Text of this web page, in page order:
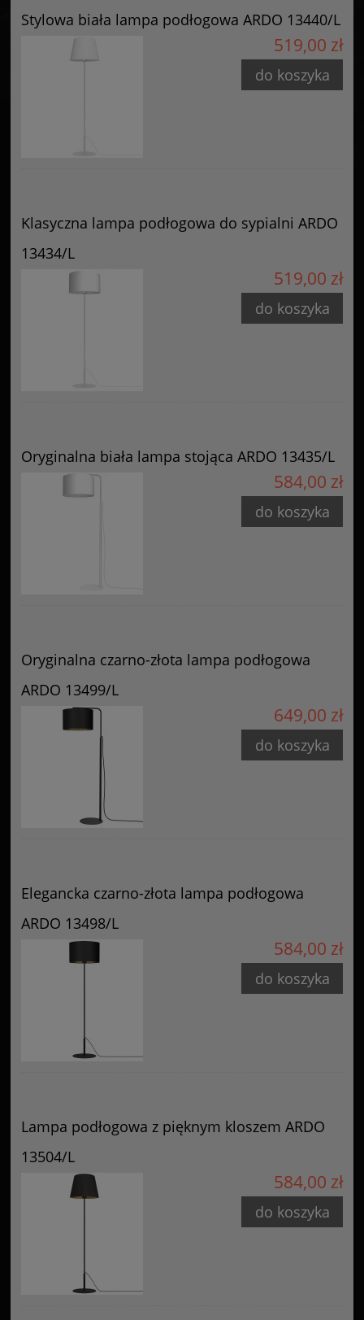
Stylowa biała lampa podłogowa ARDO 13440/L
519,00 zł
do koszyka
Klasyczna lampa podłogowa do sypialni ARDO
13434/L
519,00 zł
do koszyka
Oryginalna biała lampa stojąca ARDO 13435/L
584,00 zł
do koszyka
Oryginalna czarno-złota lampa podłogowa
ARDO 13499/L
649,00 zł
do koszyka
Elegancka czarno-złota lampa podłogowa
ARDO 13498/L
584,00 zł
do koszyka
Lampa podłogowa z pięknym kloszem ARDO
13504/L
584,00 zł
do koszyka